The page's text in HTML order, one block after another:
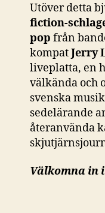
Utöver detta
fiction-
pop från
kompatJerry
liveplatta, en
välkända och
svenska
sedelärande
återanvända
Välkomna in